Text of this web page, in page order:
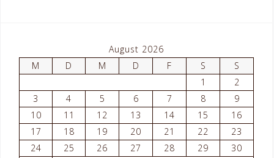
August 2026
M
D M D F S
S
1
2
3
4 5 6 7 8
9
10
11 12 13 14 15
16
17
18 19 20 21 22
23
24
25 26 27 28 29
30